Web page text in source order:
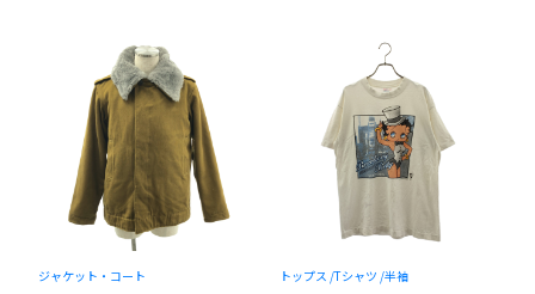
ジャケット・コート トップス /Tシャツ /半袖